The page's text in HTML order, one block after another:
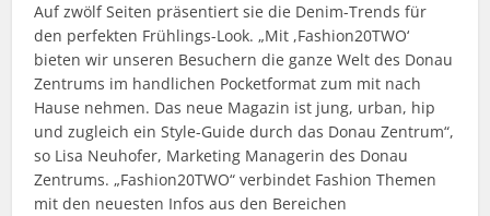
Auf zwölf Seiten präsentiert sie die Denim-Trends für
den perfekten Frühlings-Look. „Mit ,Fashion20TWO‘
bieten wir unseren Besuchern die ganze Welt des Donau
Zentrums im handlichen Pocketformat zum mit nach
Hause nehmen. Das neue Magazin ist jung, urban, hip
und zugleich ein Style-Guide durch das Donau Zentrum“,
so Lisa Neuhofer, Marketing Managerin des Donau
Zentrums. „Fashion20TWO“ verbindet Fashion Themen
mit den neuesten Infos aus den Bereichen